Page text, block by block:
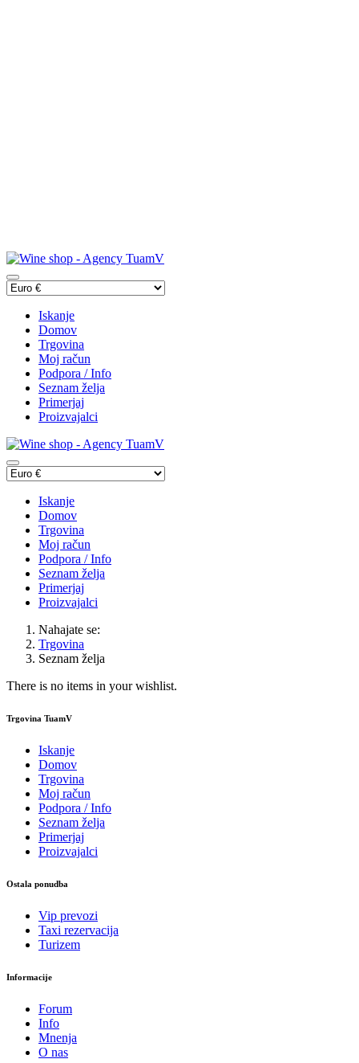
Iskanje
Domov
Trgovina
Moj račun
Podpora / Info
Seznam želja
Primerjaj
Proizvajalci
Iskanje
Domov
Trgovina
Moj račun
Podpora / Info
Seznam želja
Primerjaj
Proizvajalci
Nahajate se:
Trgovina
Seznam želja
There is no items in your wishlist.
Trgovina TuamV
Iskanje
Domov
Trgovina
Moj račun
Podpora / Info
Seznam želja
Primerjaj
Proizvajalci
Ostala ponudba
Vip prevozi
Taxi rezervacija
Turizem
Informacije
Forum
Info
Mnenja
O nas